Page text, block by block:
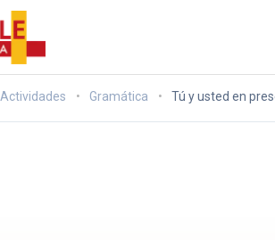
Actividades Gramática Tú y usted en